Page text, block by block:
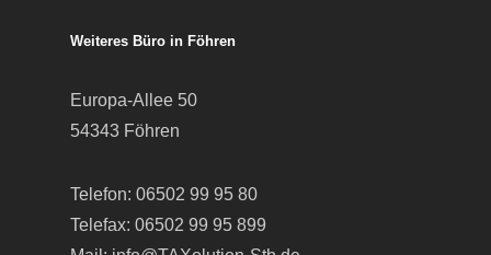
Weiteres Büro in Föhren
Europa-Allee 50
54343 Föhren
Telefon: 06502 99 95 80
Telefax: 06502 99 95 899